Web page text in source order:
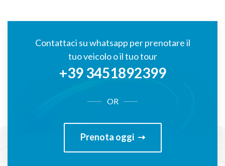
Contattaci su whatsapp per prenotare il
tuo veicolo o il tuo tour
+39 3451892399
OR
Prenota oggi